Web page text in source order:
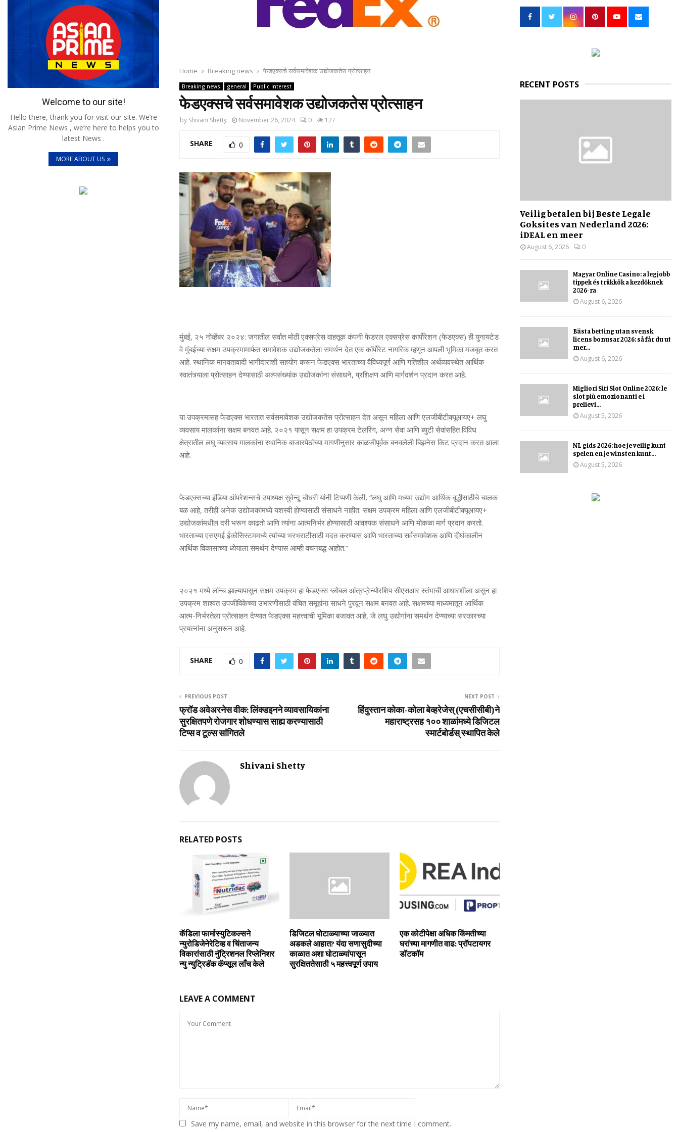
Home Breaking news फेडएक्सचे सर्वसमावेशक उद्योजकतेस प्रोत्साहन
Breaking news general Public Interest
फेडएक्सचे सर्वसमावेशक उद्योजकतेस प्रोत्साहन
by Shivani Shetty November 26, 2024 0 127
SHARE 0
मुंबई, २५ नोव्हेंबर २०२४: जगातील सर्वात मोठी एक्सप्रेस वाहतूक कंपनी फेडरल एक्सप्रेस कार्पोरेशन (फेडएक्स) ही युनायटेड
वे मुंबईच्या सक्षम उपक्रमामार्फत समावेशक उद्योजकतेला समर्थन देत एक कॉर्पोरेट नागरिक म्हणून आपली भूमिका मजबूत करत
आहे. स्थानिक मानवतावादी भागीदारांशी सहयोग करून फेडएक्स भारताच्या वैविध्यपूर्ण आणि गतिशील अर्थव्यवस्थेत आर्थिक
स्वातंत्र्याला प्रोत्साहन देण्यासाठी अल्पसंख्यांक उद्योजकांना संसाधने, प्रशिक्षण आणि मार्गदर्शन प्रदान करत आहे.
या उपक्रमासह फेडएक्स भारतात सर्वसमावेशक उद्योजकतेस प्रोत्साहन देत असून महिला आणि एलजीबीटीक्यूआयए+ लघु
व्यवसाय मालकांना सक्षम बनवत आहे. २०२१ पासून सक्षम हा उपक्रम टेलरिंग, अन्न सेवा आणि ब्युटी सेवांसहित विविध
क्षेत्रातील लघु व्यवसाय मालकांना स्थानिक बाजारपेठांच्या मागणीनुसार काळजीपूर्वक बनवलेली बिझनेस किट प्रदान करत आला
आहे.
फेडएक्सच्या इंडिया ऑपरेशन्सचे उपाध्यक्ष सुवेन्दू चौधरी यांनी टिप्पणी केली, “लघु आणि मध्यम उद्योग आर्थिक वृद्धीसाठीचे चालक
बळ आहे, तरीही अनेक उद्योजकांमध्ये यशस्वी होण्यासाठी संसाधने नाहीत. सक्षम उपक्रम महिला आणि एलजीबीटीक्यूआयए+
उद्योजकांमधील दरी भरून काढतो आणि त्यांना आत्मनिर्भर होण्यासाठी आवश्यक संसाधने आणि मोकळा मार्ग प्रदान करतो.
भारताच्या एसएमई ईकोसिस्टममध्ये त्यांच्या भरभराटीसाठी मदत करण्यास आणि भारताच्या सर्वसमावेशक आणि दीर्घकालीन
आर्थिक विकासाच्या ध्येयाला समर्थन देण्यास आम्ही वचनबद्ध आहोत.”
२०२१ मध्ये लॉन्च झाल्यापासून सक्षम उपक्रम हा फेडएक्स ग्लोबल आंत्रप्रेन्योरशिप सीएसआर स्तंभाची आधारशीला असून हा
उपक्रम शाश्वत उपजीविकेच्या उभारणीसाठी वंचित समूहांना साधने पुरवून सक्षम बनवत आहे. सक्षमच्या माध्यमातून आर्थिक
आत्म-निर्भरतेला प्रोत्साहन देण्यात फेडएक्स महत्त्वाची भूमिका बजावत आहे, जे लघु उद्योगांना समर्थन देण्याच्या सरकारच्या
प्रयत्नांना अनुसरून आहे.
SHARE 0
PREVIOUS POST
फ्रॉड अवेअरनेस वीक: लिंक्‍डइनने व्‍यावसायिकांना
सुरक्षितपणे रोजगार शोधण्‍यास साह्य करण्‍यासाठी
टिप्‍स व टूल्‍स सांगितले
NEXT POST
हिंदुस्‍तान कोका-कोला बेव्‍हरेजेस् (एचसीसीबी)ने
महाराष्‍ट्रसह १०० शाळांमध्‍ये डिजिटल
स्‍मार्टबोर्डस् स्‍थापित केले
Shivani Shetty
RELATED POSTS
कॅडिला फार्मास्युटिकल्सने
न्युरोडिजेनेरेटिव्ह व चिंताजन्य
विकारांसाठी नॅुट्रिशनल रिप्लेनिशर
न्यु न्युट्रिडॅक कॅप्सूल लाँच केले
डिजिटल घोटाळ्याच्‍या जाळ्यात
अडकले आहात? यंदा सणासुदीच्‍या
काळात अशा घोटाळ्यांपासून
सुरक्षिततेसाठी ५ महत्त्वपूर्ण उपाय
एक कोटीपेक्षा अधिक किंमतीच्या
घरांच्या मागणीत वाढ: प्रॉपटायगर
डॉटकॉम
LEAVE A COMMENT
Save my name, email, and website in this browser for the next time I comment.
Welcome to our site!
Hello there, thank you for visit our site. We’re
Asian Prime News , we’re here to helps you to
latest News .
MORE ABOUT US
o
RECENT POSTS
Veilig betalen bij Beste Legale
Goksites van Nederland 2026:
iDEAL en meer
August 6, 2026 0
Magyar Online Casino: a legjobb
tippek és trükkök a kezdőknek
2026-ra
August 6, 2026
Bästa betting utan svensk
licens bonusar 2026: så får du ut
mer...
August 6, 2026
Migliori Siti Slot Online 2026: le
slot più emozionanti e i
prelievi...
August 5, 2026
NL gids 2026: hoe je veilig kunt
spelen en je winsten kunt...
August 5, 2026